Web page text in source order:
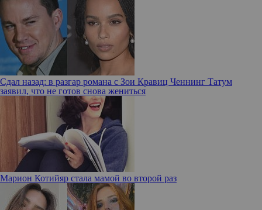
Сдал назад: в разгар романа с Зои Кравиц Ченнинг Татум
заявил, что не готов снова жениться
Марион Котийяр стала мамой во второй раз